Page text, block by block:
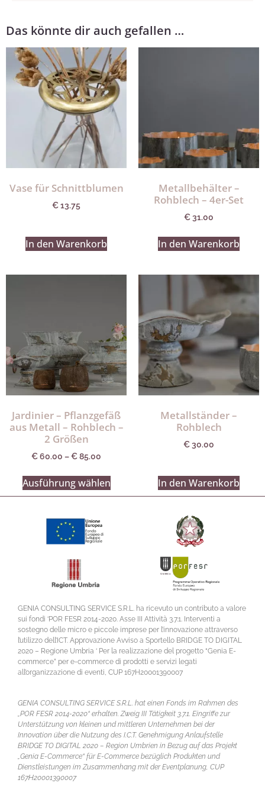
Das könnte dir auch gefallen …
Vase für Schnittblumen
€13.75
In den Warenkorb
Metallbehälter –
Rohblech – 4er-Set
€31.00
In den Warenkorb
Jardinier – Pflanzgefäß
aus Metall – Rohblech –
2 Größen
€60.00 –€85.00
Ausführung wählen
Metallständer –
Rohblech
€30.00
In den Warenkorb
GENIA CONSULTING SERVICE S.R.L. ha ricevuto un contributo a valore
sui fondi ‘POR FESR 2014-2020. Asse III Attività 3.7.1. Interventi a
sostegno delle micro e piccole imprese per l’innovazione attraverso
l’utilizzo dell’ICT. Approvazione Avviso a Sportello BRIDGE TO DIGITAL
2020 – Regione Umbria ‘ Per la realizzazione del progetto “Genia E-
commerce” per e-commerce di prodotti e servizi legati
all’organizzazione di eventi, CUP 167H20001390007
GENIA CONSULTING SERVICE S.R.L. hat einen Fonds im Rahmen des
„POR FESR 2014-2020“ erhalten. Zweig III Tätigkeit 3.7.1. Eingriffe zur
Unterstützung von kleinen und mittleren Unternehmen bei der
Innovation über die Nutzung des I.C.T. Genehmigung Anlaufstelle
BRIDGE TO DIGITAL 2020 – Region Umbrien in Bezug auf das Projekt
„Genia E-Commerce“ für E-Commerce bezüglich Produkten und
Dienstleistungen im Zusammenhang mit der Eventplanung, CUP
167H20001390007